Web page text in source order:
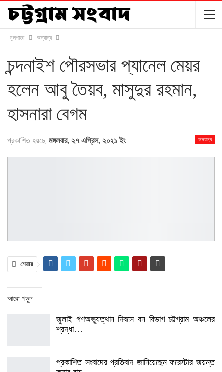
মূলপাতা অন্যান্য
চন্দনাইশ পৌরসভার প্যানেল মেয়র
হলেন আবু তৈয়ব, মাসুদুর রহমান,
হাসনারা বেগম
অন্যান্য
প্রকাশিত হয়ছে মঙ্গলবার, ২৭ এপ্রিল, ২০২১ ইং
শেয়ার
আরো পড়ুন
জুলাই গণঅভ্যুত্থান দিবসে বন বিভাগ চট্টগ্রাম অঞ্চলের
শ্রদ্ধা…
প্রকাশিত সংবাদের প্রতিবাদ জানিয়েছেন ফরেস্টার জয়ন্ত